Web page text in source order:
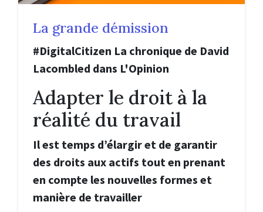
La grande démission
#DigitalCitizen La chronique de David
Lacombled dans L'Opinion
Adapter le droit à la
réalité du travail
Il est temps d’élargir et de garantir
des droits aux actifs tout en prenant
en compte les nouvelles formes et
manière de travailler